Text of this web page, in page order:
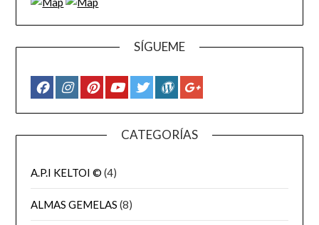
SÍGUEME
CATEGORÍAS
A.P.I KELTOI © (4)
ALMAS GEMELAS (8)